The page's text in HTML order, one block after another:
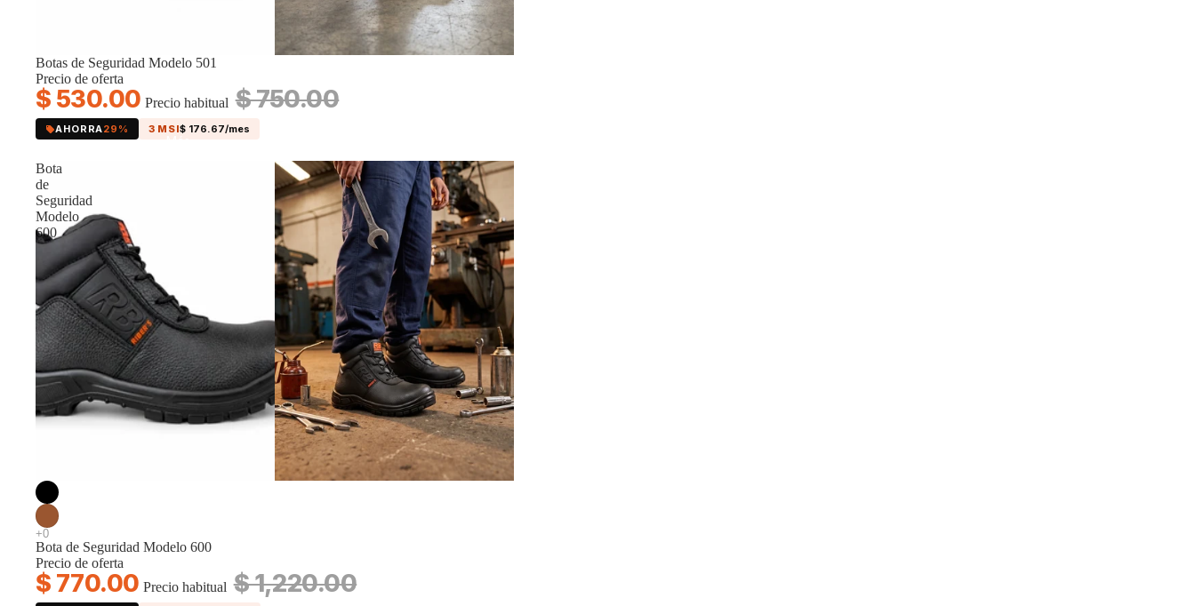
Oferta
Botas de Seguridad Modelo 501
Precio de oferta
$ 530.00 Precio habitual $ 750.00
AHORRA29% 3 MSI$ 176.67/mes
Bota
de
Seguridad
Modelo
600
Oferta
Bota de Seguridad Modelo 600
Precio de oferta
$ 770.00 Precio habitual $ 1,220.00